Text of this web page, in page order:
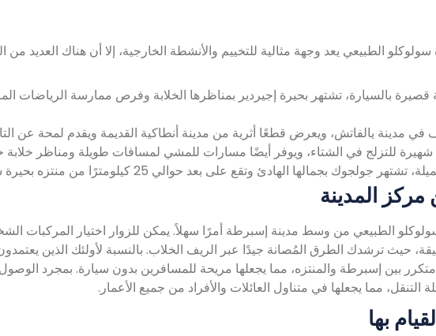
الطبيعي يعد وجهة مثالية للتخييم والأنشطة الخارجية، إلا أن هناك العديد من
بالسيارة، تشتهر بحيرة إجيردير بمناظرها الخلابة وفرص ممارسة الرياضات
في مدينة يالفاتش، ويعرض قطعًا أثرية من مدينة أنطاكية القديمة ويقدم لمحة عن
شهيرة للتزلج في الشتاء، ويوفر أيضًا مسارات للمشي لمسافات طويلة ومناظر خلابة
جولجوك بجمالها الهادئ وتقع على بعد حوالي 25 كيلومترًا من منتزه بحيرة سولوكلو الطبيعي.
المدينة
الطبيعي من وسط مدينة إسبرطة أمرًا سهلاً. يمكن للزوار اختيار المركبات
الرحلة حوالي 30 دقيقة، حيث ترشدك الطرق المُصانة جيدًا عبر الريف الخلاب. بالنسبة لأولئك الذين
بين إسبرطة والمنتزه، مما يجعلها مريحة للمسافرين بدون سيارة. بمجرد
مما يجعلها في متناول العائلات والأفراد من جميع الأعمار.
بها